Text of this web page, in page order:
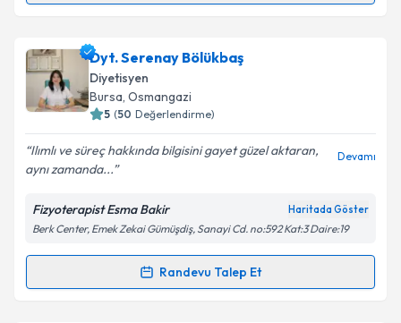
kapsamda işlenmesini kabul ediyorum.
Takvim Talebini Gönder
Dyt. Berre Türkdönmeziçin randevu takvimi talebi
oluşturun. Size bu uzmandan randevu almanız için bir
takvim hazırlandığında e-posta ile bilgilendireceğiz.
Kişisel verilerimin işlenmesine ilişkin
Aydınlatma
Metni'ni okudum ve kişisel verilerimin belirtilen
kapsamda işlenmesini kabul ediyorum.
Dyt. Serenay Bölükbaş
Diyetisyen
Bursa, Osmangazi
5 (50 Değerlendirme)
Ilımlı ve süreç hakkında bilgisini gayet güzel aktaran,
aynı zamanda...
Devamı
Fizyoterapist Esma Bakir Haritada Göster
Berk Center, Emek Zekai Gümüşdiş, Sanayi Cd. no:592 Kat:3 Daire:19
Randevu Talep Et
Randevu Takvimi Talebi